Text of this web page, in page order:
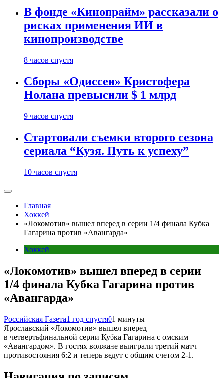
В фонде «Кинопрайм» рассказали о
рисках применения ИИ в
кинопроизводстве
8 часов спустя
Сборы «Одиссеи» Кристофера
Нолана превысили $ 1 млрд
9 часов спустя
Стартовали съемки второго сезона
сериала “Кузя. Путь к успеху”
10 часов спустя
Главная
Хоккей
«Локомотив» вышел вперед в серии 1/4 финала Кубка
Гагарина против «Авангарда»
Хоккей
«Локомотив» вышел вперед в серии
1/4 финала Кубка Гагарина против
«Авангарда»
Российская Газета1 год спустя01 минуты
Ярославский «Локомотив» вышел вперед
в четвертьфинальной серии Кубка Гагарина с омским
«Авангардом». В гостях волжане выиграли третий матч
противостояния 6:2 и теперь ведут с общим счетом 2-1.